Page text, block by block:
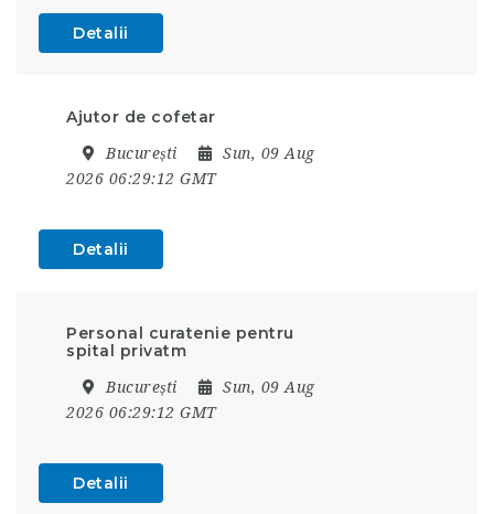
Detalii
Ajutor de cofetar
București
Sun, 09 Aug
2026 06:29:12 GMT
Detalii
Personal curatenie pentru
spital privatm
București
Sun, 09 Aug
2026 06:29:12 GMT
Detalii